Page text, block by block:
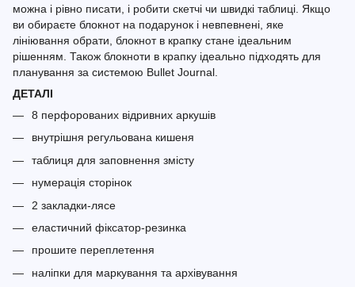
можна і рівно писати, і робити скетчі чи швидкі таблиці. Якщо
ви обираєте блокнот на подарунок і невпевнені, яке
лініювання обрати, блокнот в крапку стане ідеальним
рішенням. Також блокноти в крапку ідеально підходять для
планування за системою Bullet Journal.
ДЕТАЛІ
8 перфорованих відривних аркушів
внутрішня регульована кишеня
таблиця для заповнення змісту
нумерація сторінок
2 закладки-лясе
еластичний фіксатор-резинка
прошите переплетення
наліпки для маркування та архівування